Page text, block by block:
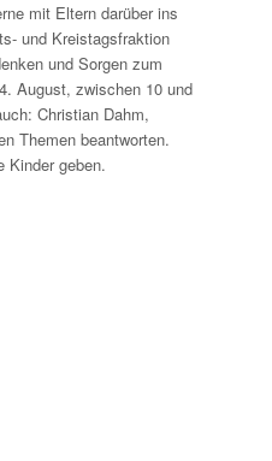
mit Eltern darüber ins
und Kreistagsfraktion
und Sorgen zum
August, zwischen 10 und
Christian Dahm,
Themen beantworten.
Kinder geben.